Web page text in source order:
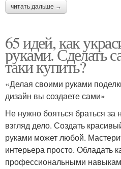
читать дальше →
65 идей, как
руками. Сделать
таки купить?
«Делая своими руками
дизайн вы создаете сами»
Не нужно бояться браться
взгляд дело. Создать
руками может любой.
интерьера просто. Обладать
профессиональными